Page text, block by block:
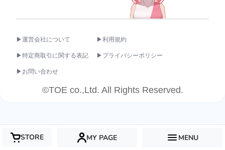
STORE MY PAGE MENU
▶運営会社について ▶利用規約
▶特定商取引に関する表記 ▶プライバシーポリシー
▶お問い合わせ
©TOE co.,Ltd. All Rights Reserved.